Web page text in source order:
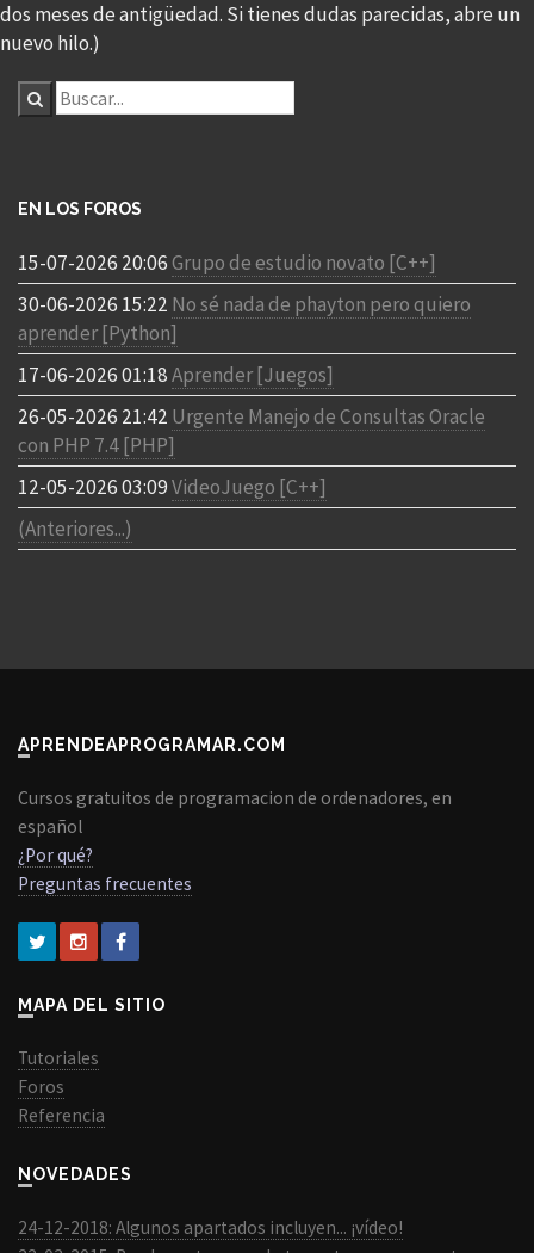
dos meses de antigüedad. Si tienes dudas parecidas, abre un
nuevo hilo.)
EN LOS FOROS
15-07-2026 20:06Grupo de estudio novato [C++]
30-06-2026 15:22 No sé nada de phayton pero quiero
aprender [Python]
17-06-2026 01:18Aprender [Juegos]
26-05-2026 21:42 Urgente Manejo de Consultas Oracle
con PHP 7.4 [PHP]
12-05-2026 03:09VideoJuego [C++]
(Anteriores...)
APRENDEAPROGRAMAR.COM
Cursos gratuitos de programacion de ordenadores, en
español
¿Por qué?
Preguntas frecuentes
MAPA DEL SITIO
Tutoriales
Foros
Referencia
NOVEDADES
24-12-2018: Algunos apartados incluyen... ¡vídeo!